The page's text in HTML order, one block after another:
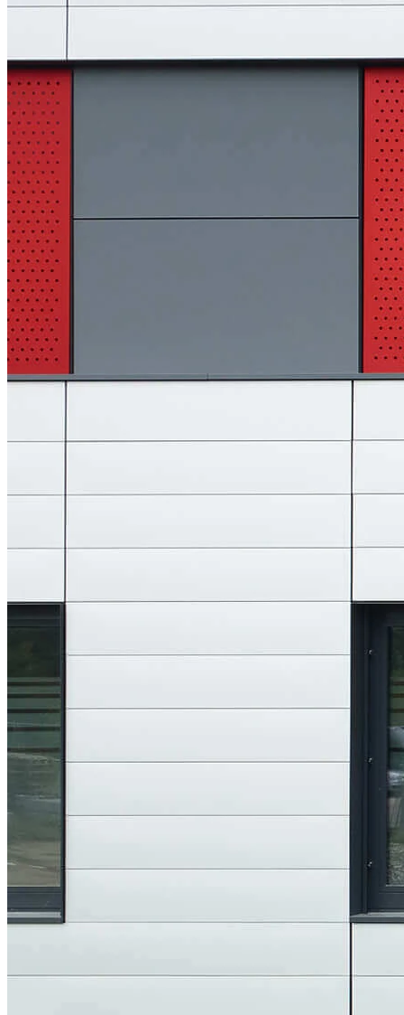
Notaufnahme Klinikum Lübeck
eingeweiht worden. In den neuen Räumen profitieren die Patienten
modernster Medizintechnik. Durch die verbesserte
Ablauforganisation wird lebenswichtige Zeit gewonnen. Die
Universitätsklinikums
modernsten Standard", sagte Staatssekretärin und UKSH-
Aufsichtsratsvorsitzende Dr. Cordelia Andreßen in ihrem Grußwort.
"Die Patienten des einzigen Maximalversorgers im Land erhalten
damit die bestmögliche Erstversorgung." "Mehr als 30.000 Patienten
werden jedes Jahr in der interdisziplinären Notaufnahme am
Campus Lübeck versorgt - Tendenz steigend. Der Neubau, den wir
heute einweihen, verfügt über großzügige Räumlichkeiten und
modernste Medizintechnik, um diese große Zahl von Patienten jetzt
Jens Scholz, Vorstandsvorsitzender des UKSH anlässlich der
Schlüsselübergabe. Die neue Notaufnahme mit ihrer gebündelten
fachlichen Expertise biete Erstversorgung für Notfallpatienten auf
nur die Überwachungs- und Diagnosemöglichkeiten verbessern,
sondern auch den Komfort für unsere Patienten erheblich steigern
möglich", erklärte Prof. Dr. Heribert Schunkert, Direktor der